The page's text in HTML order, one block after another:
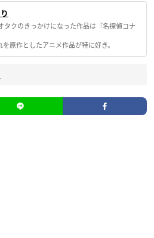
タクのきっかけになった作品は『名探偵コナ
原作としたアニメ作品が特に好き。